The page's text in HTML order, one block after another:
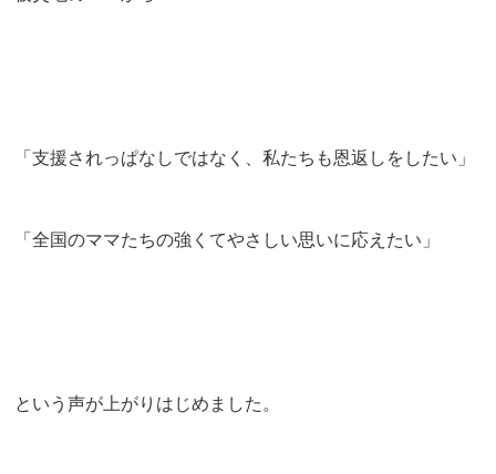
「支援されっぱなしではなく、私たちも恩返しをしたい」
「全国のママたちの強くてやさしい思いに応えたい」
という声が上がりはじめました。